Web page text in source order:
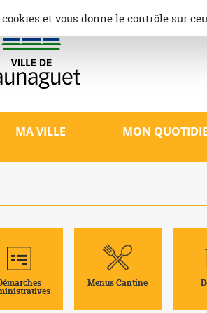
Site
MA VILLE MON
Menus Cantine
et vous donne le contrôle sur